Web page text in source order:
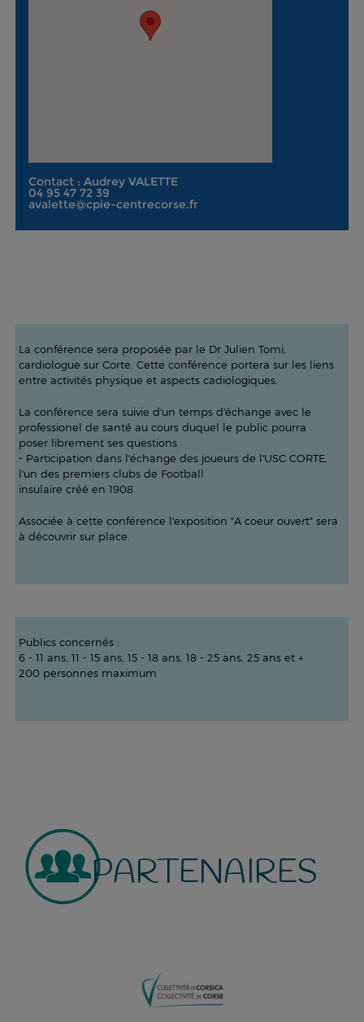
Contact : Audrey VALETTE
04 95 47 72 39
avalette@cpie-centrecorse.fr
La conférence sera proposée par le Dr Julien Tomi,
cardiologue sur Corte. Cette conférence portera sur les liens
entre activités physique et aspects cadiologiques.
La conférence sera suivie d'un temps d'échange avec le
professionel de santé au cours duquel le public pourra
poser librement ses questions
- Participation dans l'échange des joueurs de l'USC CORTE,
l'un des premiers clubs de Football
insulaire créé en 1908.
Associée à cette conférence l'exposition "A coeur ouvert" sera
à découvrir sur place.
Publics concernés :
6 - 11 ans, 11 - 15 ans, 15 - 18 ans, 18 - 25 ans, 25 ans et +
200 personnes maximum
PARTENAIRES